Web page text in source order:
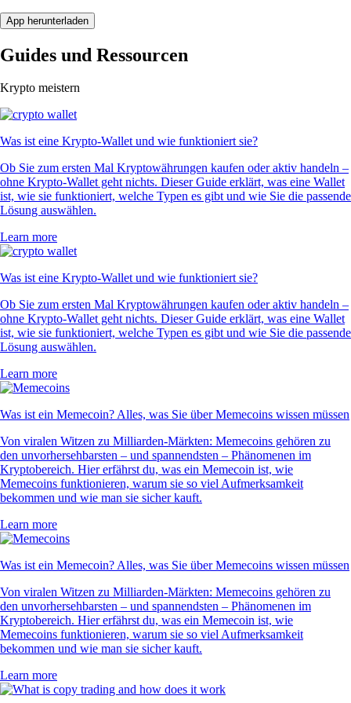
App herunterladen
Guides und Ressourcen
Krypto meistern
Was ist eine Krypto-Wallet und wie funktioniert sie?
Ob Sie zum ersten Mal Kryptowährungen kaufen oder aktiv handeln –
ohne Krypto-Wallet geht nichts. Dieser Guide erklärt, was eine Wallet
ist, wie sie funktioniert, welche Typen es gibt und wie Sie die passende
Lösung auswählen.
Learn more
Was ist eine Krypto-Wallet und wie funktioniert sie?
Ob Sie zum ersten Mal Kryptowährungen kaufen oder aktiv handeln –
ohne Krypto-Wallet geht nichts. Dieser Guide erklärt, was eine Wallet
ist, wie sie funktioniert, welche Typen es gibt und wie Sie die passende
Lösung auswählen.
Learn more
Was ist ein Memecoin? Alles, was Sie über Memecoins wissen müssen
Von viralen Witzen zu Milliarden-Märkten: Memecoins gehören zu
den unvorhersehbarsten – und spannendsten – Phänomenen im
Kryptobereich. Hier erfährst du, was ein Memecoin ist, wie
Memecoins funktionieren, warum sie so viel Aufmerksamkeit
bekommen und wie man sie sicher kauft.
Learn more
Was ist ein Memecoin? Alles, was Sie über Memecoins wissen müssen
Von viralen Witzen zu Milliarden-Märkten: Memecoins gehören zu
den unvorhersehbarsten – und spannendsten – Phänomenen im
Kryptobereich. Hier erfährst du, was ein Memecoin ist, wie
Memecoins funktionieren, warum sie so viel Aufmerksamkeit
bekommen und wie man sie sicher kauft.
Learn more